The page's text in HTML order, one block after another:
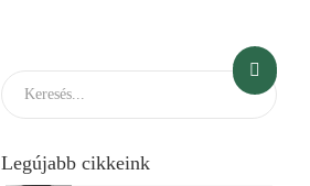
Legújabb cikkeink